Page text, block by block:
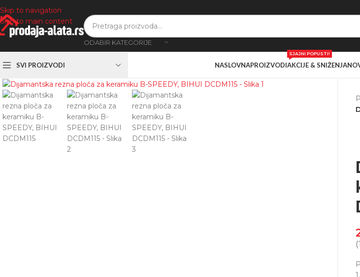
Skip to navigation
Skip to main content
ODABIR KATEGORIJE
SVI PROIZVODI NASLOVNAPROIZVODIAKCIJE & SNIŽENJA
SJAJNI POPUSTI!
Zumiranje
(